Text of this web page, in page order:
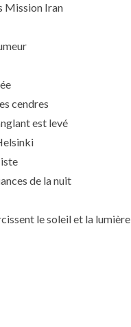
Mission Iran
cendres
est levé
de la nuit
le soleil et la lumière